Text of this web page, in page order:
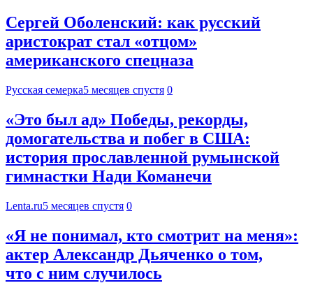
Сергей Оболенский: как русский
аристократ стал «отцом»
американского спецназа
Русская семерка5 месяцев спустя 0
«Это был ад» Победы, рекорды,
домогательства и побег в США:
история прославленной румынской
гимнастки Нади Команечи
Lenta.ru5 месяцев спустя 0
«Я не понимал, кто смотрит на меня»:
актер Александр Дьяченко о том,
что с ним случилось